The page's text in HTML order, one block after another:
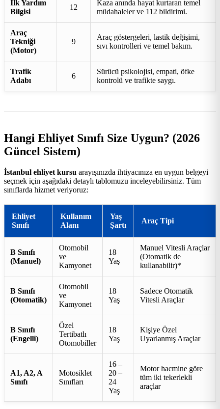
İlk Yardım
Bilgisi
12
Kaza anında hayat kurtaran temel
müdahaleler ve 112 bildirimi.
Araç
Tekniği
(Motor)
9
Araç göstergeleri, lastik değişimi,
sıvı kontrolleri ve temel bakım.
Trafik
Adabı
6
Sürücü psikolojisi, empati, öfke
kontrolü ve trafikte saygı.
Hangi Ehliyet Sınıfı Size Uygun? (2026
Güncel Sistem)
İstanbul ehliyet kursu arayışınızda ihtiyacınıza en uygun belgeyi
seçmek için aşağıdaki detaylı tablomuzu inceleyebilirsiniz. Tüm
sınıflarda hizmet veriyoruz:
Ehliyet
Sınıfı
Kullanım
Alanı
Yaş
Şartı
Araç Tipi
B Sınıfı
(Manuel)
Otomobil
ve
Kamyonet
18
Yaş
Manuel Vitesli Araçlar
(Otomatik de
kullanabilir)*
B Sınıfı
(Otomatik)
Otomobil
ve
Kamyonet
18
Yaş
Sadece Otomatik
Vitesli Araçlar
B Sınıfı
(Engelli)
Özel
Tertibatlı
Otomobiller
18
Yaş
Kişiye Özel
Uyarlanmış Araçlar
A1, A2, A
Sınıfı
Motosiklet
Sınıfları
16 –
20 –
24
Yaş
Motor hacmine göre
tüm iki tekerlekli
araçlar